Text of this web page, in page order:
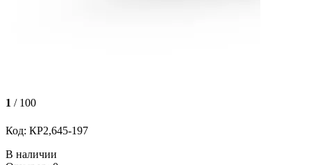
1 / 100
Код: КР2,645-197
В наличии